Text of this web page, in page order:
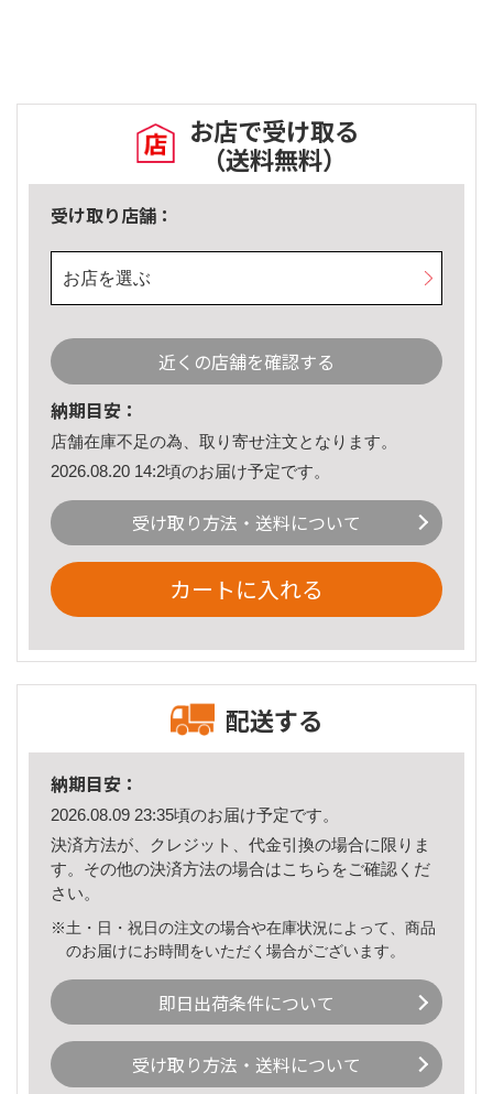
お店で受け取る
（送料無料）
受け取り店舗：
お店を選ぶ
近くの店舗を確認する
納期目安：
店舗在庫不足の為、取り寄せ注文となります。
2026.08.20 14:2頃のお届け予定です。
受け取り方法・送料について
カートに入れる
配送する
納期目安：
2026.08.09 23:35頃のお届け予定です。
決済方法が、クレジット、代金引換の場合に限りま
す。その他の決済方法の場合はこちら をご確認くだ
さい。
※土・日・祝日の注文の場合や在庫状況によって、商品
のお届けにお時間をいただく場合がございます。
即日出荷条件について
受け取り方法・送料について